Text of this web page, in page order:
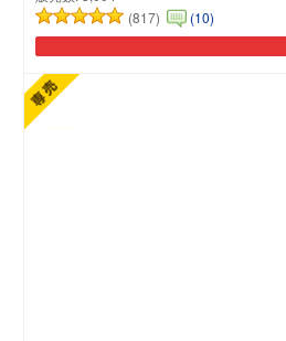
(817)
(10)